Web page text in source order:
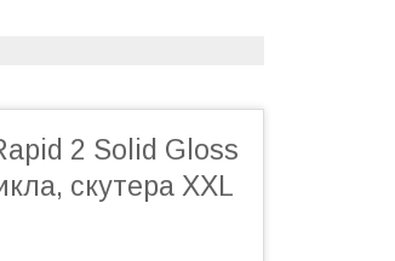
2 Solid Gloss
скутера XXL